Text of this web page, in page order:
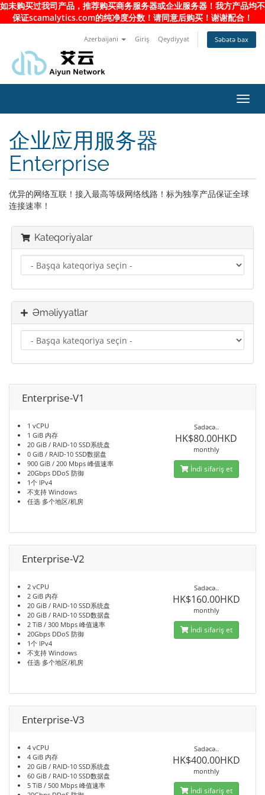
如未购买过我司产品，推荐购买商务服务器或企业服务器！我方产品均不
保证scamalytics.com的纯净度分数！请同意后购买！谢谢配合！
Azerbaijani Giriş Qeydiyyat Səbətə bax
keçid
企业应用服务器
Enterprise
优异的网络互联！接入最高等级网络线路！标为独享产品保证全球
连接速率！
Kateqoriyalar
Əməliyyatlar
Enterprise-V1
1 vCPU
1 GiB 内存
20 GiB / RAID-10 SSD系统盘
0 GiB / RAID-10 SSD数据盘
900 GiB / 200 Mbps 峰值速率
20Gbps DDoS 防御
1个 IPv4
不支持 Windows
任选 多个地区/机房
Sadəcə..
HK$80.00HKD
monthly
İndi sifariş et
Enterprise-V2
2 vCPU
2 GiB 内存
20 GiB / RAID-10 SSD系统盘
20 GiB / RAID-10 SSD数据盘
2 TiB / 300 Mbps 峰值速率
20Gbps DDoS 防御
1个 IPv4
不支持 Windows
任选 多个地区/机房
Sadəcə..
HK$160.00HKD
monthly
İndi sifariş et
Enterprise-V3
4 vCPU
4 GiB 内存
20 GiB / RAID-10 SSD系统盘
60 GiB / RAID-10 SSD数据盘
5 TiB / 500 Mbps 峰值速率
Sadəcə..
HK$400.00HKD
monthly
İndi sifariş et